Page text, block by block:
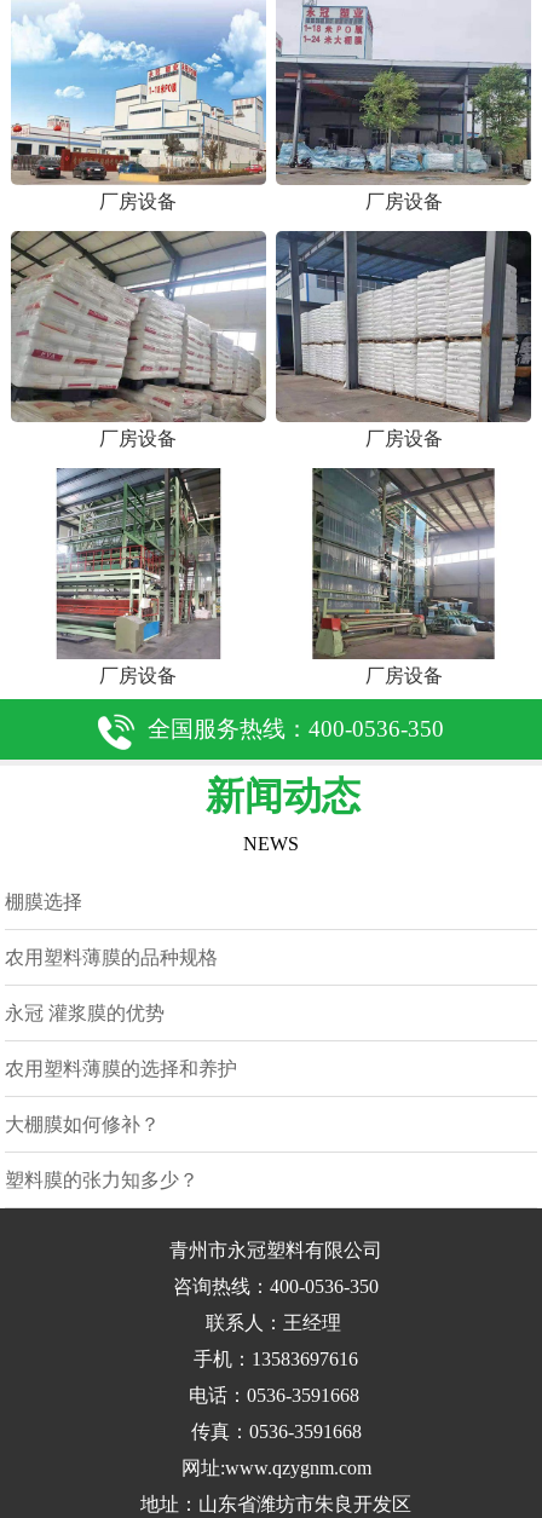
厂房设备 厂房设备
厂房设备 厂房设备
厂房设备 厂房设备
全国服务热线：400-0536-350
新闻动态
NEWS
棚膜选择
农用塑料薄膜的品种规格
永冠 灌浆膜的优势
农用塑料薄膜的选择和养护
大棚膜如何修补？
塑料膜的张力知多少？
青州市永冠塑料有限公司
咨询热线：400-0536-350
联系人：王经理
手机：13583697616
电话：0536-3591668
传真：0536-3591668
网址:www.qzygnm.com
地址：山东省潍坊市朱良开发区